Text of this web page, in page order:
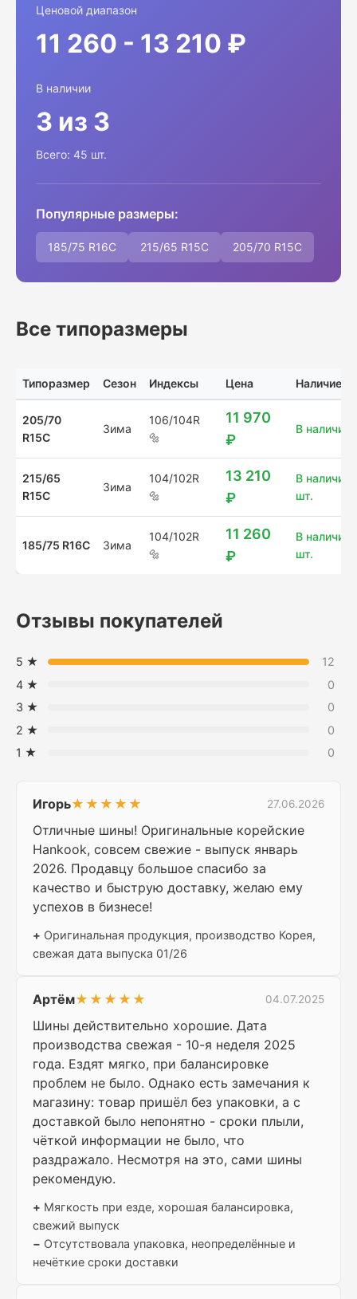
Ценовой диапазон
11 260 - 13 210 ₽
В наличии
3 из 3
Всего: 45 шт.
Популярные размеры:
185/75 R16C 215/65 R15C 205/70 R15C
Все типоразмеры
Типоразмер Сезон Индексы Цена Наличие
205/70
R15C
Зима
106/104R
🔩
11 970
₽
В
215/65
R15C
Зима
104/102R
🔩
13 210
₽
В наличии:
шт.
185/75 R16C Зима
104/102R
🔩
11 260
₽
В наличии:
шт.
Отзывы покупателей
5 ★
12
4 ★
0
3 ★
0
2 ★
0
1 ★
0
Игорь★★★★★ 27.06.2026
Отличные шины! Оригинальные корейские
Hankook, совсем свежие - выпуск январь
2026. Продавцу большое спасибо за
качество и быструю доставку, желаю ему
успехов в бизнесе!
+ Оригинальная продукция, производство Корея,
свежая дата выпуска 01/26
Артём★★★★★ 04.07.2025
Шины действительно хорошие. Дата
производства свежая - 10-я неделя 2025
года. Ездят мягко, при балансировке
проблем не было. Однако есть замечания к
магазину: товар пришёл без упаковки, а с
доставкой было непонятно - сроки плыли,
чёткой информации не было, что
раздражало. Несмотря на это, сами шины
рекомендую.
+ Мягкость при езде, хорошая балансировка,
свежий выпуск
− Отсутствовала упаковка, неопределённые и
нечёткие сроки доставки